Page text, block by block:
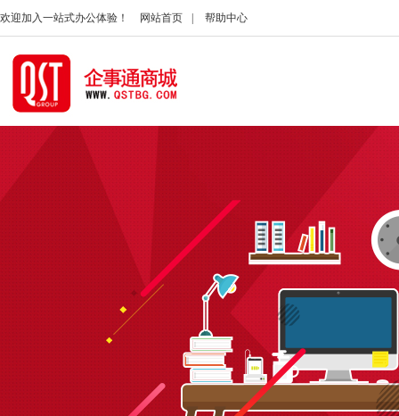
欢迎加入一站式办公体验！ 网站首页 帮助中心